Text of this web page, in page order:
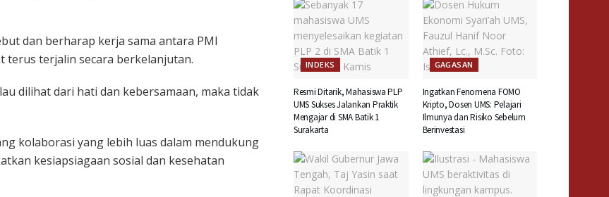
dan berharap kerja sama antara PMI
terus terjalin secara berkelanjutan.
dilihat dari hati dan kebersamaan, maka tidak
kolaborasi yang lebih luas dalam mendukung
kesiapsiagaan sosial dan kesehatan
INDEKS
Resmi Ditarik, Mahasiswa PLP
UMS Sukses Jalankan Praktik
Mengajar di SMA Batik 1
Surakarta
GAGASAN
Ingatkan Fenomena FOMO
Kripto, Dosen UMS: Pelajari
Ilmunya dan Risiko Sebelum
Berinvestasi